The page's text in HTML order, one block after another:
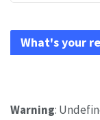
What's your
Warning: